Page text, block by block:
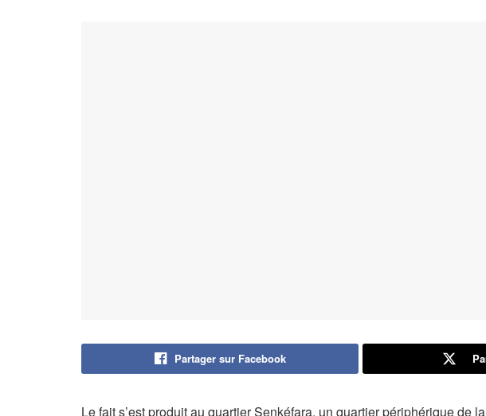
Partager sur Facebook
Le fait s’est produit au quartier Senkéfara, un quartier périphérique de